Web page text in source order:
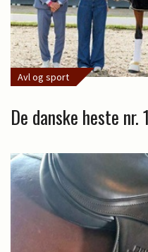
Avl og sport
De danske heste nr.